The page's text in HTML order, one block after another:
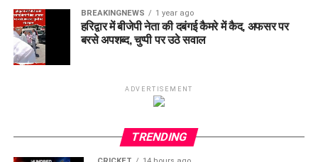
BREAKINGNEWS 1 year ago
हरिद्वार में बीजेपी नेता की दबंगई कैमरे में कैद, अफसर पर
बरसे अपशब्द, चुप्पी पर उठे सवाल
ADVERTISEMENT
TRENDING